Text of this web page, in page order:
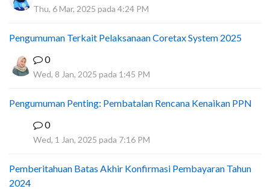
Thu, 6 Mar, 2025 pada 4:24 PM
Pengumuman Terkait Pelaksanaan Coretax System 2025
0
Wed, 8 Jan, 2025 pada 1:45 PM
Pengumuman Penting: Pembatalan Rencana Kenaikan PPN
0
Wed, 1 Jan, 2025 pada 7:16 PM
Pemberitahuan Batas Akhir Konfirmasi Pembayaran Tahun
2024